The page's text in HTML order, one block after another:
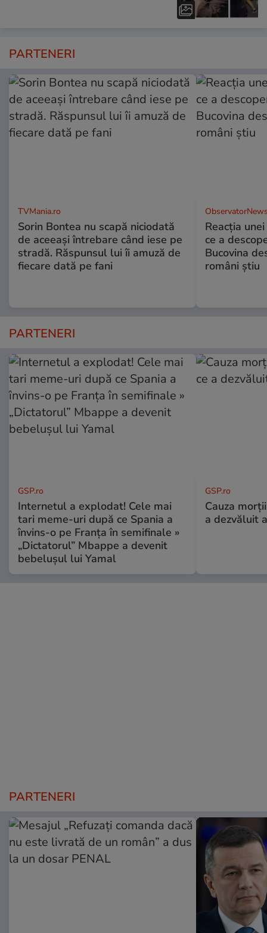
PARTENERI
TVMania.ro
Sorin Bontea nu scapă niciodată
de aceeași întrebare când iese pe
stradă. Răspunsul lui îi amuză de
fiecare dată pe fani
Reacția
ce a
Bucovina
români știu
PARTENERI
GSP.ro
Internetul a explodat! Cele mai
tari meme-uri după ce Spania a
învins-o pe Franța în semifinale »
„Dictatorul” Mbappe a devenit
bebelușul lui Yamal
GSP.ro
Cauza
a dezvăluit
PARTENERI